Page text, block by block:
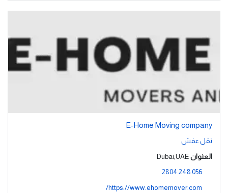
E-Home Moving company
نقل عفش
العنوان Dubai,UAE
056 248 2804
https://www.ehomemover.com/